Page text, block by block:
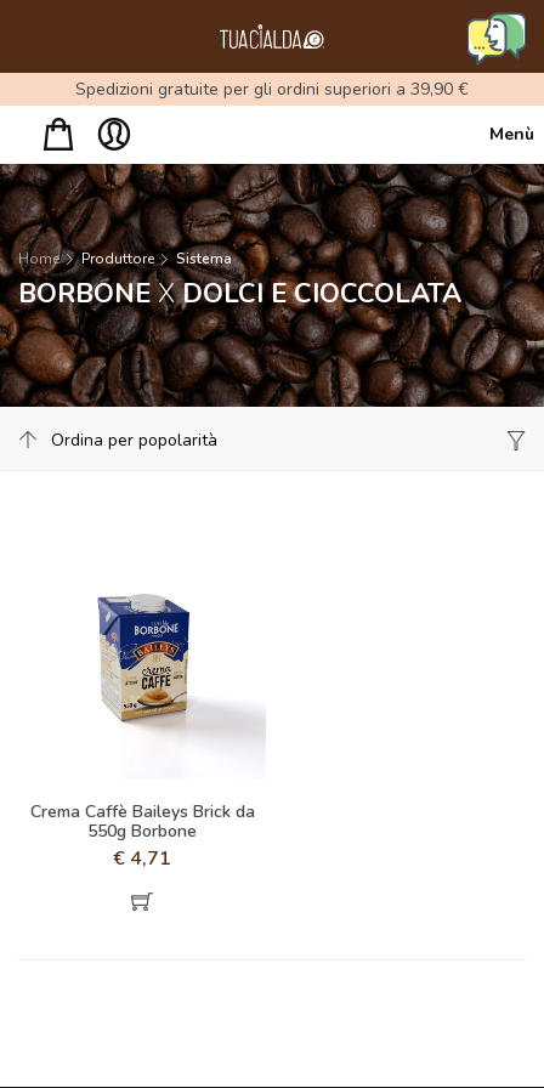
Spedizioni gratuite per gli ordini superiori a 39,90 €
Menù
Home Produttore Sistema
BORBONEXDOLCI E CIOCCOLATA
Crema Caffè Baileys Brick da
550g Borbone
€ 4,71